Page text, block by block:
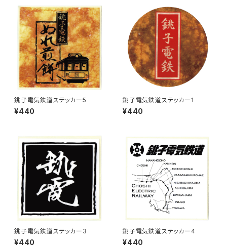
銚子電気鉄道ステッカー5
¥440
銚子電気鉄道ステッカー1
¥440
銚子電気鉄道ステッカー3
¥440
銚子電気鉄道ステッカー4
¥440